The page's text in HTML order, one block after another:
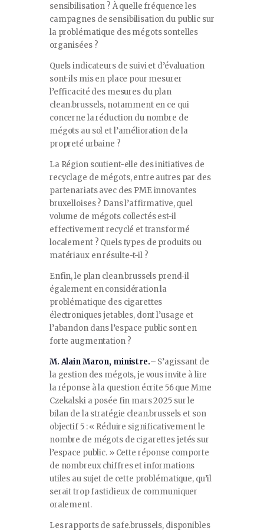
sensibilisation ? À quelle fréquence les
campagnes de sensibilisation du public sur
la problématique des mégots sontelles
organisées ?
Quels indicateurs de suivi et d’évaluation
sont-ils mis en place pour mesurer
l’efficacité des mesures du plan
clean.brussels, notamment en ce qui
concerne la réduction du nombre de
mégots au sol et l’amélioration de la
propreté urbaine ?
La Région soutient-elle des initiatives de
recyclage de mégots, entre autres par des
partenariats avec des PME innovantes
bruxelloises ? Dans l’affirmative, quel
volume de mégots collectés est-il
effectivement recyclé et transformé
localement ? Quels types de produits ou
matériaux en résulte-t-il ?
Enfin, le plan clean.brussels prend-il
également en considération la
problématique des cigarettes
électroniques jetables, dont l’usage et
l’abandon dans l’espace public sont en
forte augmentation ?
M. Alain Maron, ministre.– S’agissant de
la gestion des mégots, je vous invite à lire
la réponse à la question écrite 56 que Mme
Czekalski a posée fin mars 2025 sur le
bilan de la stratégie clean.brussels et son
objectif 5 : « Réduire significativement le
nombre de mégots de cigarettes jetés sur
l’espace public. » Cette réponse comporte
de nombreux chiffres et informations
utiles au sujet de cette problématique, qu’il
serait trop fastidieux de communiquer
oralement.
Les rapports de safe.brussels, disponibles